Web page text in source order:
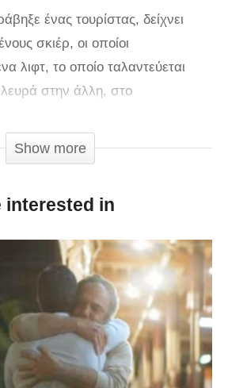
ένας τουρίστας, δείχνει
σκιέρ, οι οποίοι
λιφτ, το οποίο ταλαντεύεται
στην άλλη, στο
η καταιγίδα Ελεανόρ έχει
χώρες της Ευρώπης. Στο
παγιδευμένοι στο
μετακίνηση. Τα μέλη του
να ανέβουν πάνω στο
τους σκιέρ. Στις Γαλλικές
πολλά χιονοδρομικά κέντρα
λόγω της καταιγίδας.
Show more
interested in